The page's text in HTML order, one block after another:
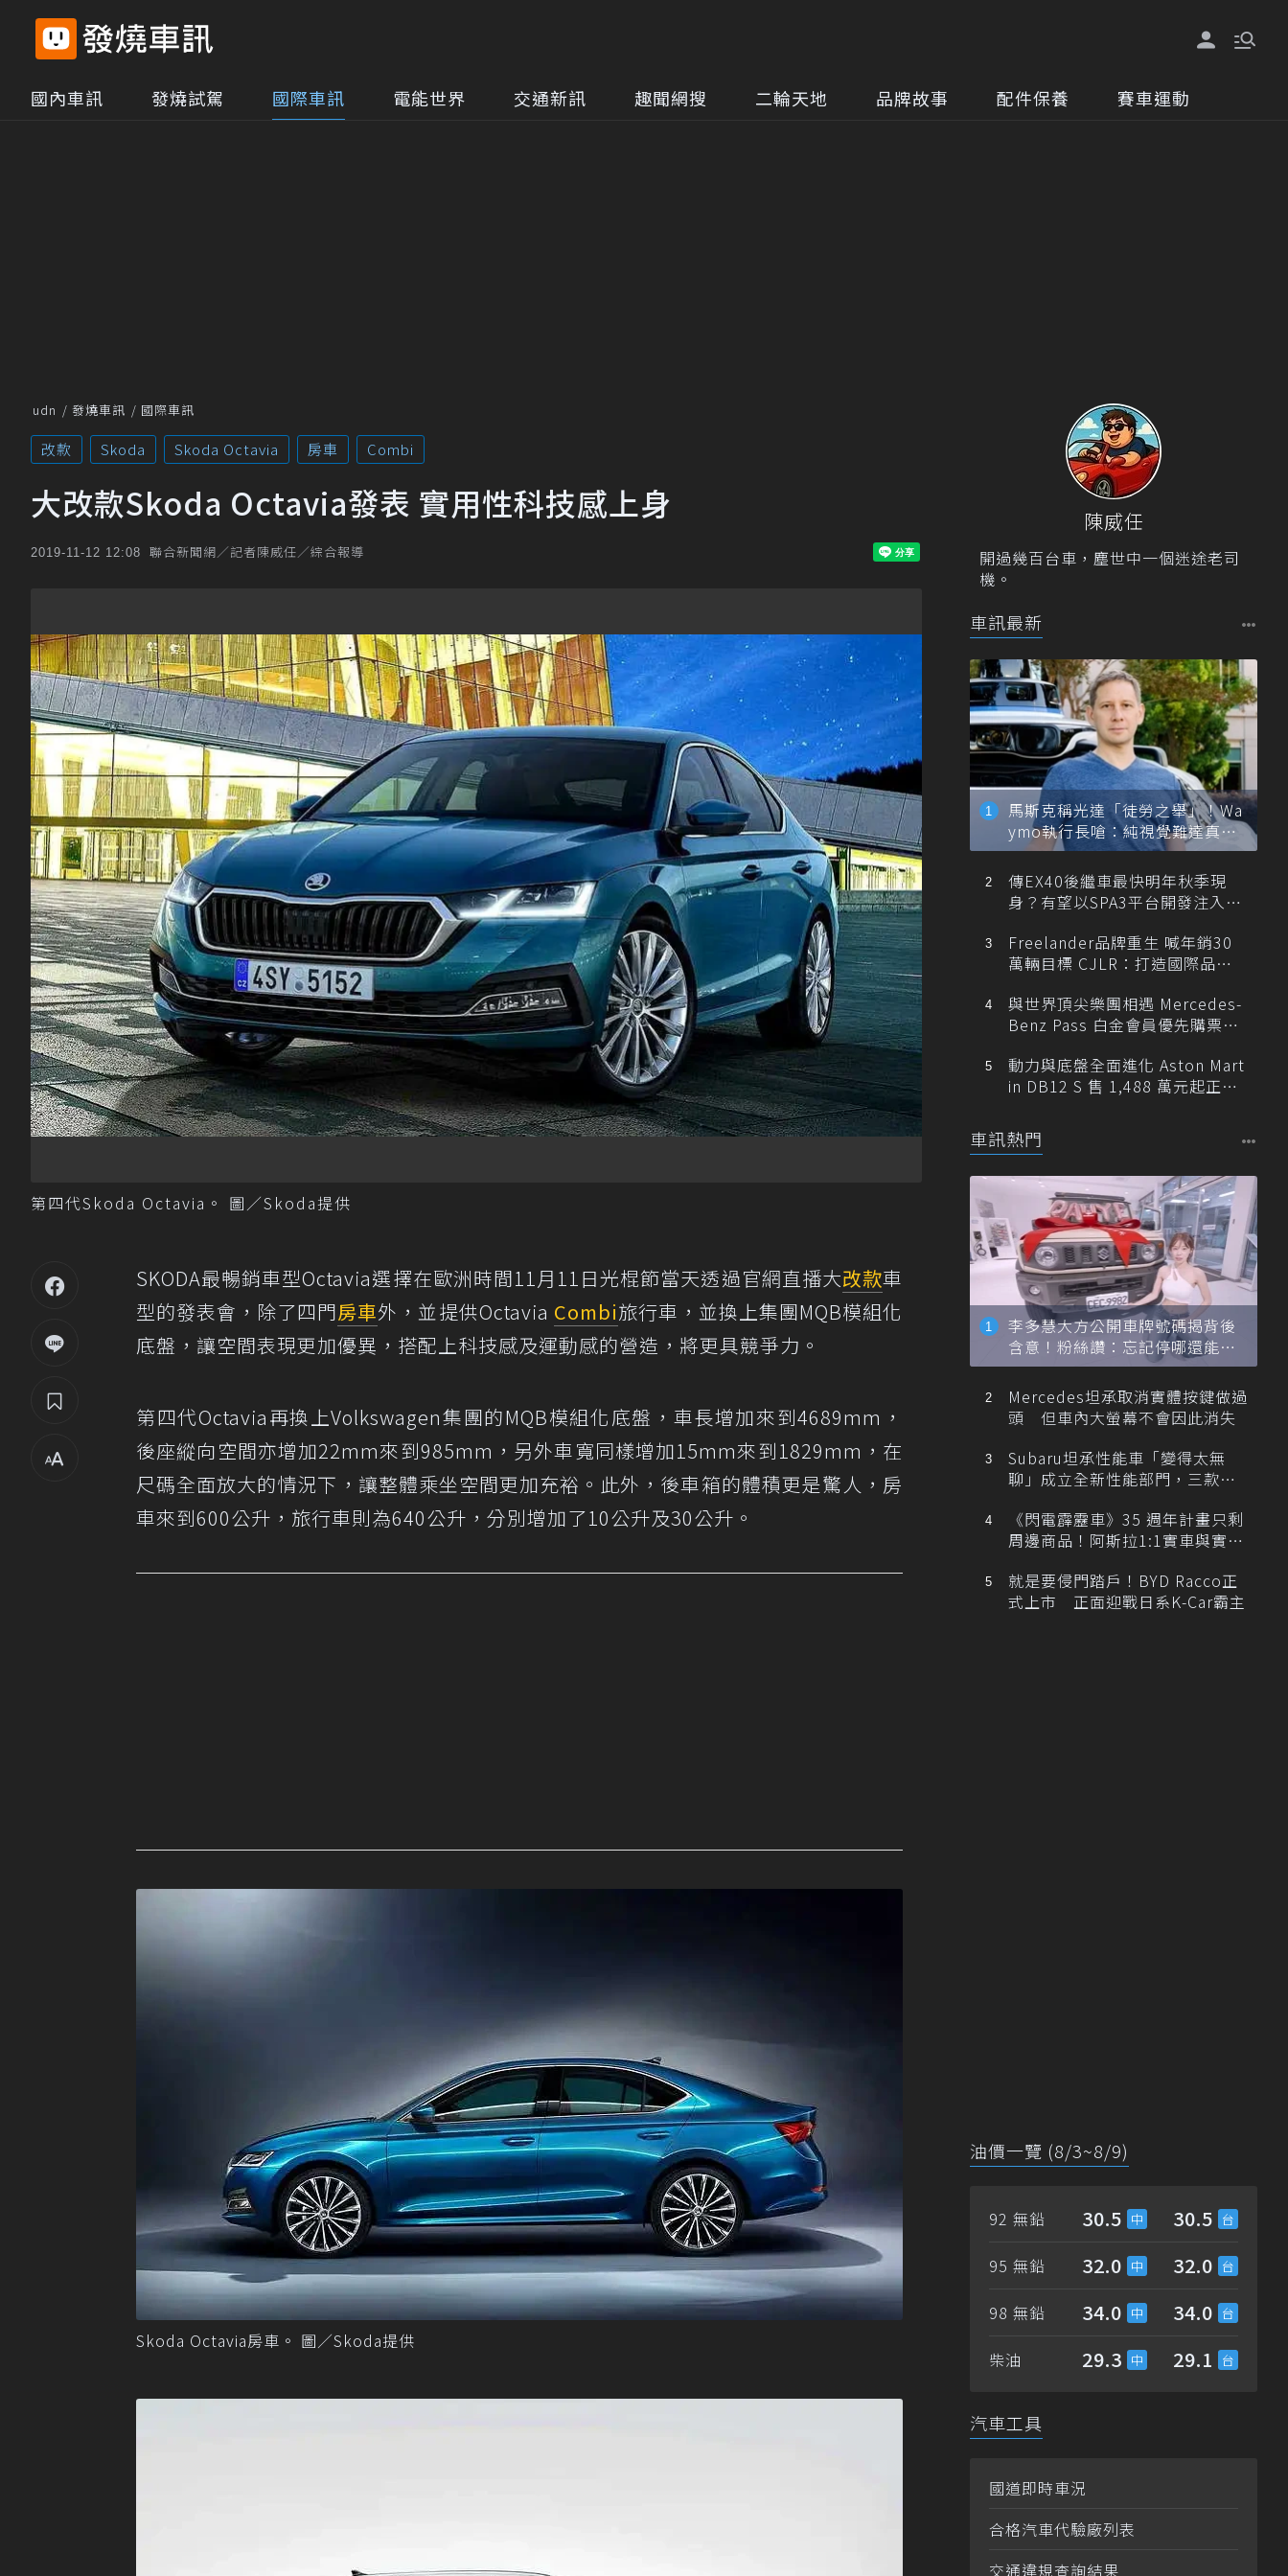
國內車訊 發燒試駕 國際車訊 電能世界 交通新訊 趣聞網搜 二輪天地 品牌故事 配件保養 賽車運動
udn 發燒車訊 國際車訊
改款 Skoda Skoda Octavia 房車 Combi
大改款Skoda Octavia發表 實用性科技感上身
2019-11-12 12:08 聯合新聞網／記者陳威任／綜合報導
第四代Skoda Octavia。 圖／Skoda提供
SKODA最暢銷車型Octavia選擇在歐洲時間11月11日光棍節當天透過官網直播大改款車
型的發表會，除了四門房車外，並提供Octavia Combi旅行車，並換上集團MQB模組化
底盤，讓空間表現更加優異，搭配上科技感及運動感的營造，將更具競爭力。
第四代Octavia再換上Volkswagen集團的MQB模組化底盤，車長增加來到4689mm，
後座縱向空間亦增加22mm來到985mm，另外車寬同樣增加15mm來到1829mm，在
尺碼全面放大的情況下，讓整體乘坐空間更加充裕。此外，後車箱的體積更是驚人，房
車來到600公升，旅行車則為640公升，分別增加了10公升及30公升。
Skoda Octavia房車。 圖／Skoda提供
陳威任
開過幾百台車，塵世中一個迷途老司
機。
車訊最新
馬斯克稱光達「徒勞之舉」！Wa
ymo執行長嗆：純視覺難達真正
自動駕駛
傳EX40後繼車最快明年秋季現
身？有望以SPA3平台開發注入80
Freelander品牌重生 喊年銷30
萬輛目標 CJLR：打造國際品牌
與世界頂尖樂團相遇 Mercedes-
Benz Pass 白金會員優先購票維
動力與底盤全面進化 Aston Mart
in DB12 S 售 1,488 萬元起正式
車訊熱門
李多慧大方公開車牌號碼揭背後
含意！粉絲讚：忘記停哪還能幫
忙找車
Mercedes坦承取消實體按鍵做過
頭 但車內大螢幕不會因此消失
Subaru坦承性能車「變得太無
聊」成立全新性能部門，三款手
《閃電霹靂車》35 週年計畫只剩
周邊商品！阿斯拉1:1實車與實體
就是要侵門踏戶！BYD Racco正
式上市 正面迎戰日系K-Car霸主
油價一覽 (8/3~8/9)
92 無鉛 30.5 30.5
95 無鉛 32.0 32.0
98 無鉛 34.0 34.0
柴油 29.3 29.1
汽車工具
國道即時車況
合格汽車代驗廠列表
交通違規查詢結果